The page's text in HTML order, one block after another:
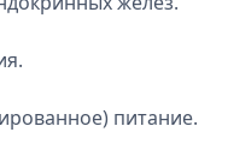
питание.